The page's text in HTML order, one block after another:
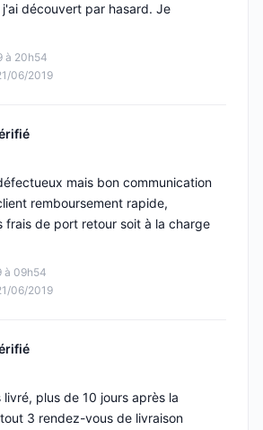
à 20h54
06/2019
découvert par hasard. Je
à 09h54
06/2019
mais bon communication
remboursement rapide,
frais de port retour soit à la charge
plus de 10 jours après la
3 rendez-vous de livraison